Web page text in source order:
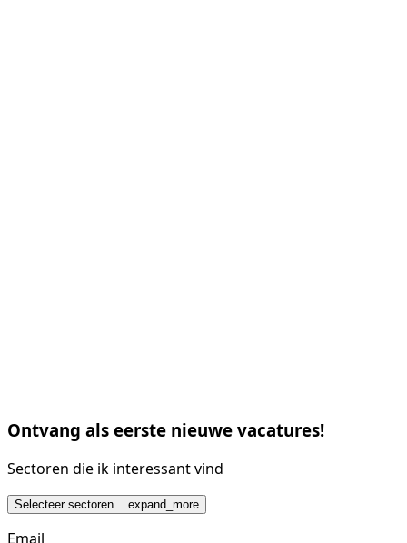
Ontvang als eerste nieuwe vacatures!
Sectoren die ik interessant vind
Selecteer sectoren... expand_more
Email